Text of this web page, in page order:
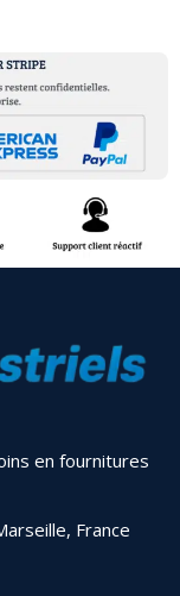
en fournitures
France